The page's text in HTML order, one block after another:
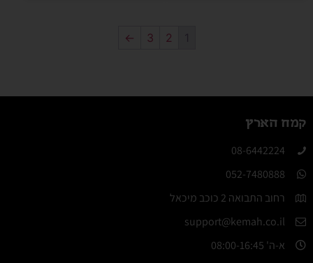
1
2
3
←
קמח הארץ
08-6442224​
052-7480888
רחוב התבואה 2 כוכב מיכאל
support@kemah.co.il
א-ה' 08:00-16:45​